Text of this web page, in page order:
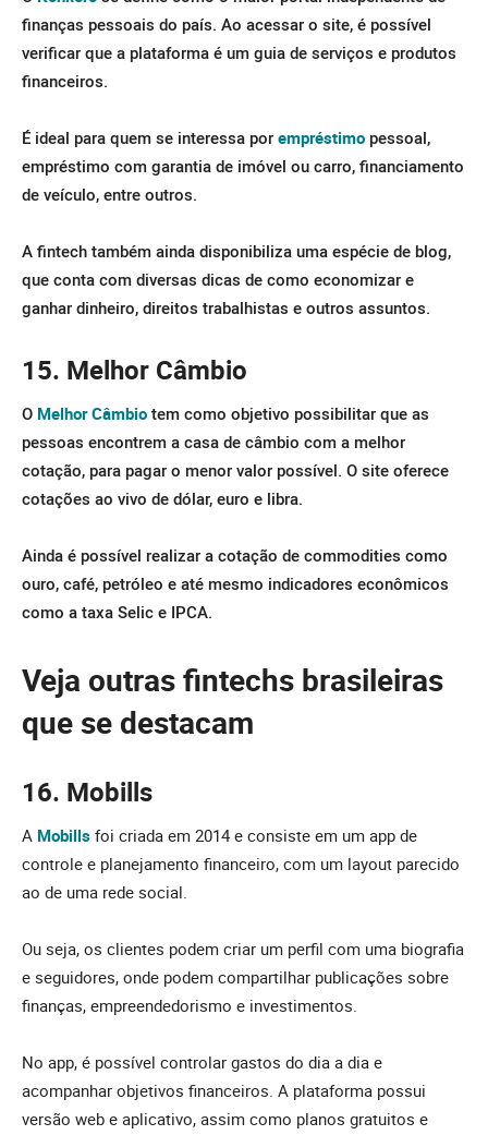
finanças pessoais do país. Ao acessar o site, é possível
verificar que a plataforma é um guia de serviços e produtos
financeiros.
É ideal para quem se interessa por empréstimo pessoal,
empréstimo com garantia de imóvel ou carro, financiamento
de veículo, entre outros.
A fintech também ainda disponibiliza uma espécie de blog,
que conta com diversas dicas de como economizar e
ganhar dinheiro, direitos trabalhistas e outros assuntos.
15. Melhor Câmbio
O Melhor Câmbio tem como objetivo possibilitar que as
pessoas encontrem a casa de câmbio com a melhor
cotação, para pagar o menor valor possível. O site oferece
cotações ao vivo de dólar, euro e libra.
Ainda é possível realizar a cotação de commodities como
ouro, café, petróleo e até mesmo indicadores econômicos
como a taxa Selic e IPCA.
Veja outras fintechs brasileiras
que se destacam
16. Mobills
A Mobills foi criada em 2014 e consiste em um app de
controle e planejamento financeiro, com um layout parecido
ao de uma rede social.
Ou seja, os clientes podem criar um perfil com uma biografia
e seguidores, onde podem compartilhar publicações sobre
finanças, empreendedorismo e investimentos.
No app, é possível controlar gastos do dia a dia e
acompanhar objetivos financeiros. A plataforma possui
versão web e aplicativo, assim como planos gratuitos e